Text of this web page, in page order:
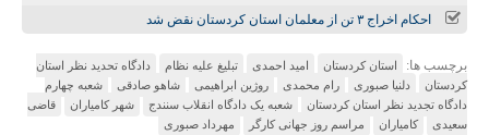
احکام اخراج ۳ تن از معلمان استان کردستان نقض شد
برچسب ها: استان کردستان امید احمدی تبلیغ علیه نظام
دادگاه تحدید نظر استان
کردستان
دلنیا صبوری رام محمدی روژین ابراهیمی شاهو صادقی
شعبه چهارم
دادگاه تجدید نظر استان کردستان
شعبه یک دادگاه انقلاب سنندج شهر کامیاران
قاضی
سعیدی
کامیاران مراسم روز جهانی کارگر مهرداد صبوری